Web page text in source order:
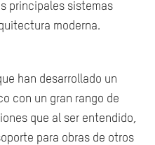
principales sistemas
moderna.
han desarrollado un
con un gran rango de
que al ser entendido,
para obras de otros